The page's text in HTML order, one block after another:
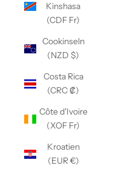
Kinshasa
(CDF Fr)
Cookinseln
(NZD $)
Costa Rica
(CRC ₡)
Côte d'Ivoire
(XOF Fr)
Kroatien
(EUR €)